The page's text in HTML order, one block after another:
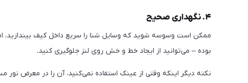
۴. نگهداری صحیح
ممکن است وسوسه شوید که وسایل شنا را سریع داخل کیف بیندازید،
بوده – می‌توانید از ایجاد خط و خش روی لنز جلوگیری کنید.